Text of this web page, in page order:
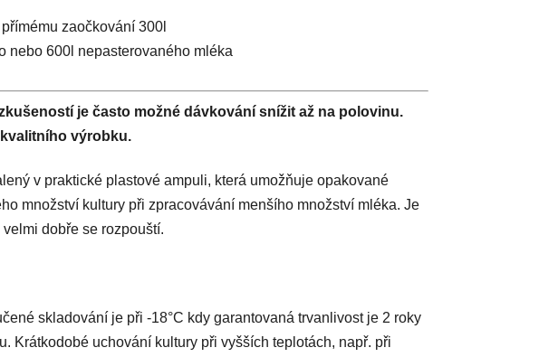
zaočkování 300l
nebo 600l nepasterovaného mléka
je často možné dávkování snížit až na polovinu.
výrobku.
v praktické plastové ampuli, která umožňuje opakované
množství kultury při zpracovávání menšího množství mléka. Je
dobře se rozpouští.
skladování je při -18°C kdy garantovaná trvanlivost je 2 roky
Krátkodobé uchování kultury při vyšších teplotách, např. při